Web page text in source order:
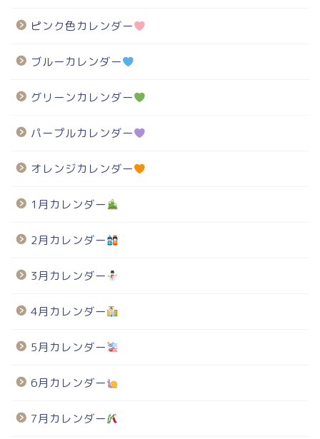
ピンク色カレンダー
ブルーカレンダー
グリーンカレンダー
パープルカレンダー
オレンジカレンダー
1月カレンダー
2月カレンダー
3月カレンダー
4月カレンダー
5月カレンダー
6月カレンダー
7月カレンダー